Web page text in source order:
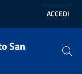
ACCEDI
San